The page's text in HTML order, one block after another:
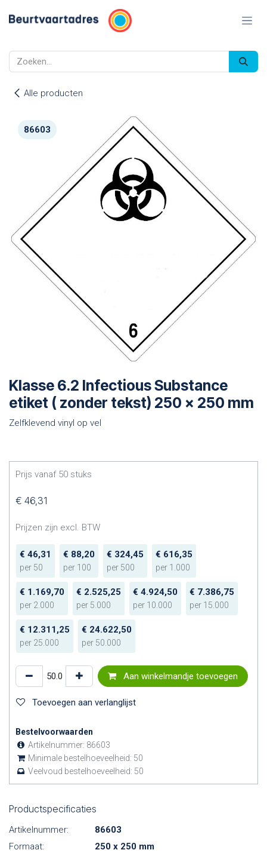
Alle producten
86603
Klasse 6.2 Infectious Substance
etiket ( zonder tekst) 250 x 250 mm
Zelfklevend vinyl op vel
Prijs vanaf 50 stuks
€ 46,31
Prijzen zijn excl. BTW
€ 46,31
per 50
€ 88,20
per 100
€ 324,45
per 500
€ 616,35
per 1.000
€ 1.169,70
per 2.000
€ 2.525,25
per 5.000
€ 4.924,50
per 10.000
€ 7.386,75
per 15.000
€ 12.311,25
per 25.000
€ 24.622,50
per 50.000
Aan winkelmandje toevoegen
Toevoegen aan verlanglijst
Bestelvoorwaarden
Artikelnummer: 86603
Minimale bestelhoeveelheid: 50
Veelvoud bestelhoeveelheid: 50
Productspecificaties
Artikelnummer:
86603
Formaat:
250 x 250 mm